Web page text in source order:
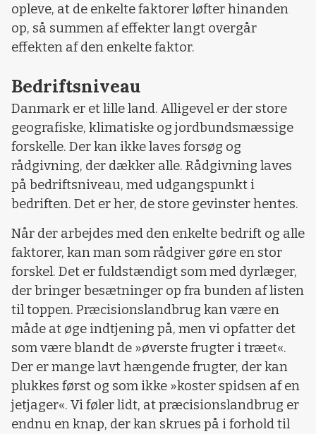
opleve, at de enkelte faktorer løfter hinanden
op, så summen af effekter langt overgår
effekten af den enkelte faktor.
Bedriftsniveau
Danmark er et lille land. Alligevel er der store
geografiske, klimatiske og jordbundsmæssige
forskelle. Der kan ikke laves forsøg og
rådgivning, der dækker alle. Rådgivning laves
på bedriftsniveau, med udgangspunkt i
bedriften. Det er her, de store gevinster hentes.
Når der arbejdes med den enkelte bedrift og alle
faktorer, kan man som rådgiver gøre en stor
forskel. Det er fuldstændigt som med dyrlæger,
der bringer besætninger op fra bunden af listen
til toppen. Præcisionslandbrug kan være en
måde at øge indtjening på, men vi opfatter det
som være blandt de »øverste frugter i træet«.
Der er mange lavt hængende frugter, der kan
plukkes først og som ikke »koster spidsen af en
jetjager«. Vi føler lidt, at præcisionslandbrug er
endnu en knap, der kan skrues på i forhold til